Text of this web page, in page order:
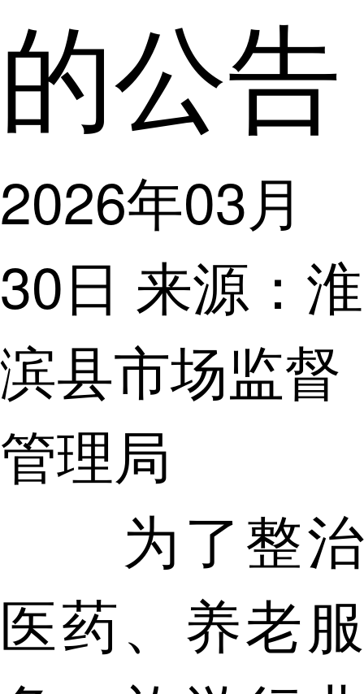
的公告
2026年03月
30日 来源：淮
滨县市场监督
管理局
为了整治
医药、养老服